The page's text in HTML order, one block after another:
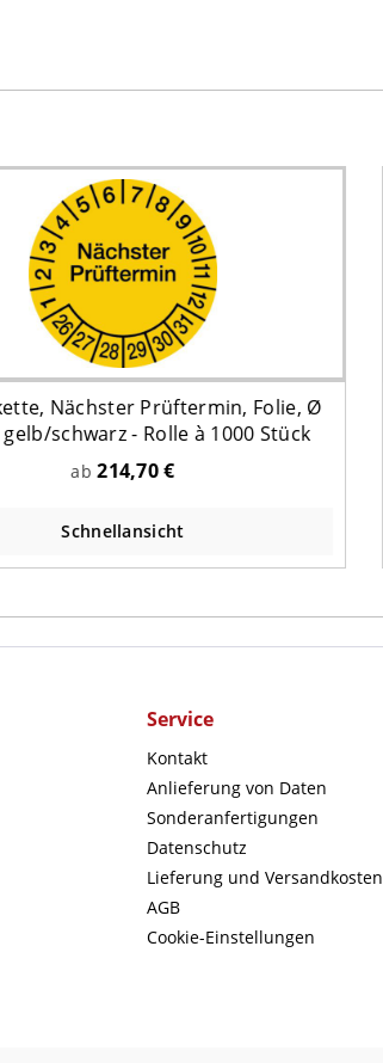
Nächster Prüftermin, Folie, Ø
schwarz - Rolle à 1000 Stück
ab214,70 €
Schnellansicht
Service
Kontakt
Anlieferung von Daten
Sonderanfertigungen
Datenschutz
Lieferung und Versandkosten
AGB
Cookie-Einstellungen